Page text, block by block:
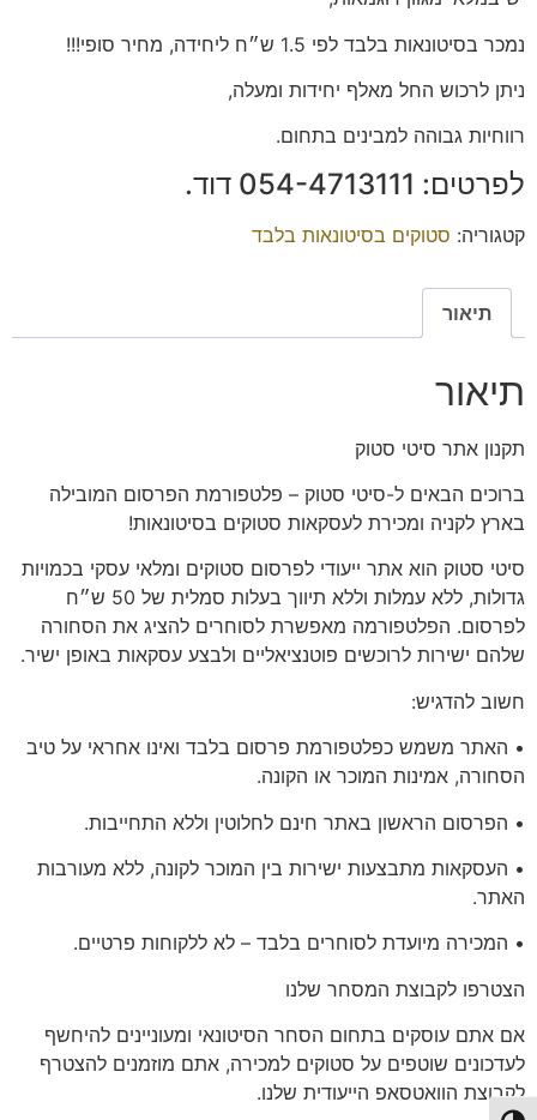
נמכר בסיטונאות בלבד לפי 1.5 ש״ח ליחידה, מחיר סופי!!!
ניתן לרכוש החל מאלף יחידות ומעלה,
רווחיות גבוהה למבינים בתחום.
לפרטים: ‭054-4713111‬ דוד.
קטגוריה: סטוקים בסיטונאות בלבד
תיאור
תיאור
תקנון אתר סיטי סטוק
ברוכים הבאים ל-סיטי סטוק – פלטפורמת הפרסום המובילה
בארץ לקניה ומכירת לעסקאות סטוקים בסיטונאות!
סיטי סטוק הוא אתר ייעודי לפרסום סטוקים ומלאי עסקי בכמויות
גדולות, ללא עמלות וללא תיווך בעלות סמלית של 50 ש״ח
לפרסום. הפלטפורמה מאפשרת לסוחרים להציג את הסחורה
שלהם ישירות לרוכשים פוטנציאליים ולבצע עסקאות באופן ישיר.
חשוב להדגיש:
• האתר משמש כפלטפורמת פרסום בלבד ואינו אחראי על טיב
הסחורה, אמינות המוכר או הקונה.
• הפרסום הראשון באתר חינם לחלוטין וללא התחייבות.
• העסקאות מתבצעות ישירות בין המוכר לקונה, ללא מעורבות
האתר.
• המכירה מיועדת לסוחרים בלבד – לא ללקוחות פרטיים.
הצטרפו לקבוצת המסחר שלנו
אם אתם עוסקים בתחום הסחר הסיטונאי ומעוניינים להיחשף
לעדכונים שוטפים על סטוקים למכירה, אתם מוזמנים להצטרף
לקבוצת הוואטסאפ הייעודית שלנו.